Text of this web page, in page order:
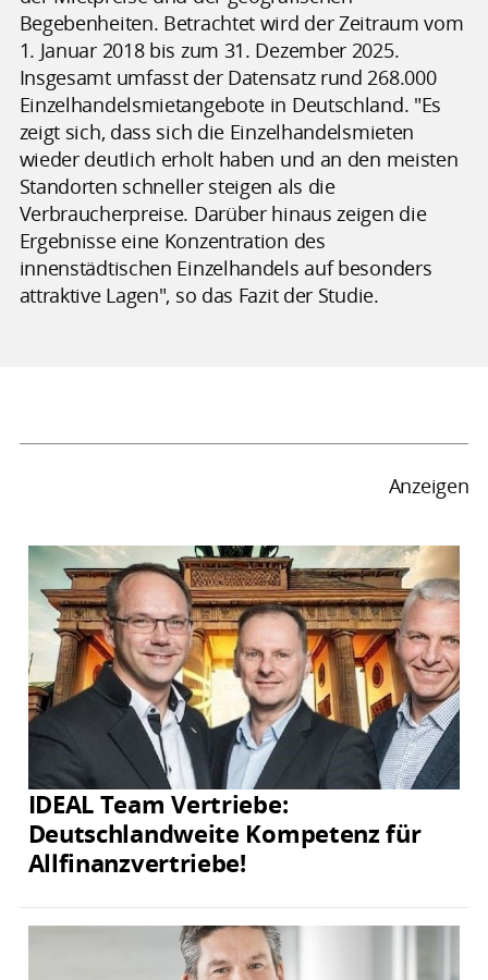
Begebenheiten. Betrachtet wird der Zeitraum vom
1. Januar 2018 bis zum 31. Dezember 2025.
Insgesamt umfasst der Datensatz rund 268.000
Einzelhandelsmietangebote in Deutschland. "Es
zeigt sich, dass sich die Einzelhandelsmieten
wieder deutlich erholt haben und an den meisten
Standorten schneller steigen als die
Verbraucherpreise. Darüber hinaus zeigen die
Ergebnisse eine Konzentration des
innenstädtischen Einzelhandels auf besonders
attraktive Lagen", so das Fazit der Studie.
Anzeigen
IDEAL Team Vertriebe:
Deutschlandweite Kompetenz für
Allfinanzvertriebe!